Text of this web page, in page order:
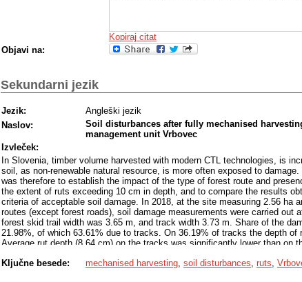
Kopiraj citat
Objavi na:
Sekundarni jezik
Jezik:
Angleški jezik
Naslov:
Soil disturbances after fully mechanised
management unit Vrbovec
Izvleček:
In Slovenia, timber volume harvested with modern CTL technologies, is
soil, as non-renewable natural resource, is more often exposed to
was therefore to establish the impact of the type of forest route and
the extent of ruts exceeding 10 cm in depth, and to compare the results
criteria of acceptable soil damage. In 2018, at the site measuring 2.56 ha
routes (except forest roads), soil damage measurements were carried out
forest skid trail width was 3.65 m, and track width 3.73 m. Share of the
21.98%, of which 63.61% due to tracks. On 36.19% of tracks the depth of
Average rut depth (8.64 cm) on the tracks was significantly lower than on
criteria of acceptable soil damage selected, soil damage at the site was
Ključne besede: mechanised harvesting soil disturbances ruts